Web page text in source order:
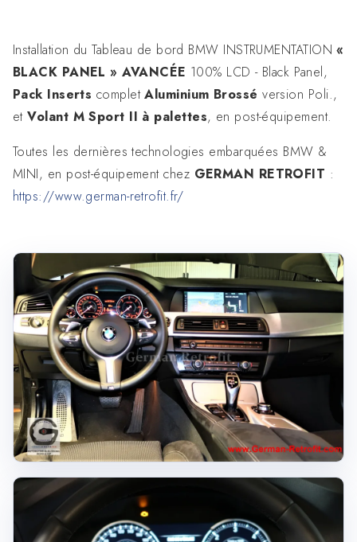
Installation du Tableau de bord BMW INSTRUMENTATION«
BLACK PANEL » AVANCÉE 100% LCD - Black Panel,
Pack Inserts completAluminium Brossé version Poli.,
etVolant M Sport II à palettes, en post-équipement.
Toutes les dernières technologies embarquées BMW &
MINI, en post-équipement chez GERMAN RETROFIT :
https://www.german-retrofit.fr/